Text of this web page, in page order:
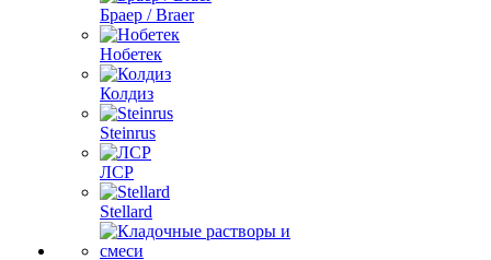
Браер / Braer
Нобетек
Колдиз
Steinrus
ЛСР
Stellard